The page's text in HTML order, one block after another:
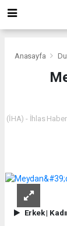
Anasayfa
(İHA) - İhlas
Erkek|